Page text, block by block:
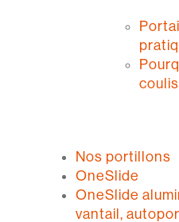
Nos portillons
OneSlide
OneSlide
vantail,